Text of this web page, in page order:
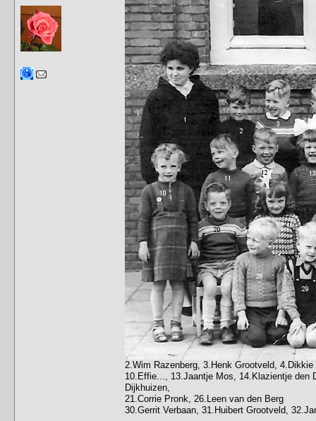
2.Wim Razenberg, 3.Henk Grootveld,
10.Effie..., 13.Jaantje Mos, 14.Klazientje den
Dijkhuizen,
21.Corrie Pronk, 26.Leen van den Berg
30.Gerrit Verbaan, 31.Huibert Grootveld,